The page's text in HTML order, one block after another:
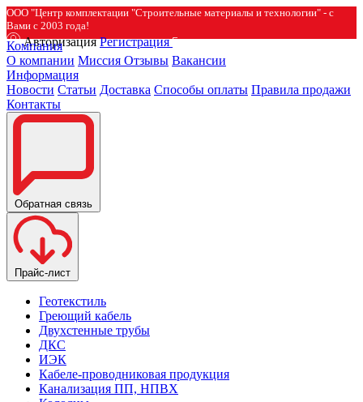
ООО "Центр комплектации "Строительные материалы и технологии" - с
Вами с 2003 года!
Авторизация Регистрация
Компания
О компании Миссия Отзывы Вакансии
Информация
Новости Статьи Доставка Способы оплаты Правила продажи
Контакты
Обратная связь
Прайс-лист
Геотекстиль
Греющий кабель
Двухстенные трубы
ДКС
ИЭК
Кабеле-проводниковая продукция
Канализация ПП, НПВХ